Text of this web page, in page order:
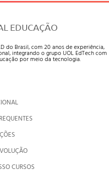
EDUCAÇÃO
do Brasil, com 20 anos de experiência,
integrando o grupo UOL EdTech com
por meio da tecnologia.
CURSOS